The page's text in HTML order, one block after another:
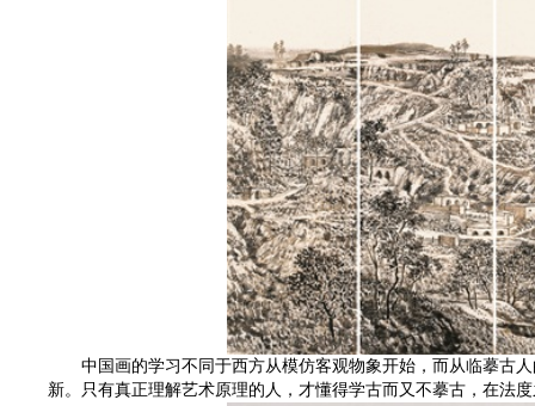
中国画的学习不同于西方从模仿客观物象开始，而从临摹古人
新。只有真正理解艺术原理的人，才懂得学古而又不摹古，在法